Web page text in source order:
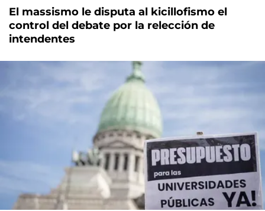
El massismo le disputa al kicillofismo el
control del debate por la relección de
intendentes